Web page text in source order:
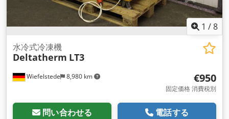
1 /8
Wiefelstede 8,980 km
水冷式冷凍機
Deltatherm LT3
€950
固定価格 消費税別
問い合わせる 電話する